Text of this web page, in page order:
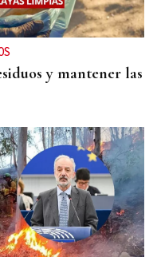
y mantener las